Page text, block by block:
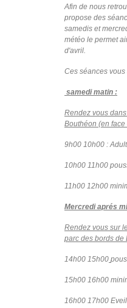
Afin de nous
propose des
samedis et
météo le permet
d'avril.
Ces séances vous
samedi matin :
Rendez vous
Bouthéon (en
9h00 10h00 :
10h00 11h00
11h00 12h00
Mercredi aprés
Rendez vous sur
parc des bords de
14h00 15h00
15h00 16h00
16h00 17h00